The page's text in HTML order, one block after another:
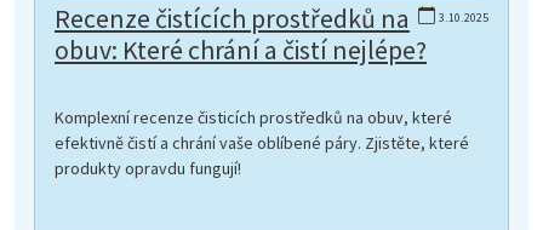
3.10.2025
Recenze čistících prostředků na
obuv: Které chrání a čistí nejlépe?
Komplexní recenze čisticích prostředků na obuv, které
efektivně čistí a chrání vaše oblíbené páry. Zjistěte, které
produkty opravdu fungují!